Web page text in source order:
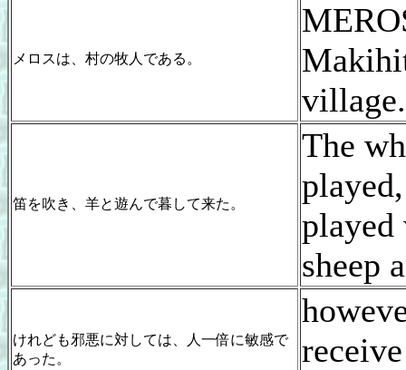
メロスは、村の牧人である。
village.
笛を吹き、羊と遊んで暮して来た。
The
played
sheep
けれども邪悪に対しては、人一倍に敏感で
あった。